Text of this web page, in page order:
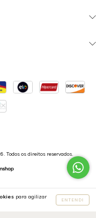
para agilizar
ENTENDI
Todos os direitos reservados.